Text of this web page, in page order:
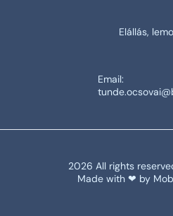
Elállás,
Email:
2026 All rights
Made with ❤ by